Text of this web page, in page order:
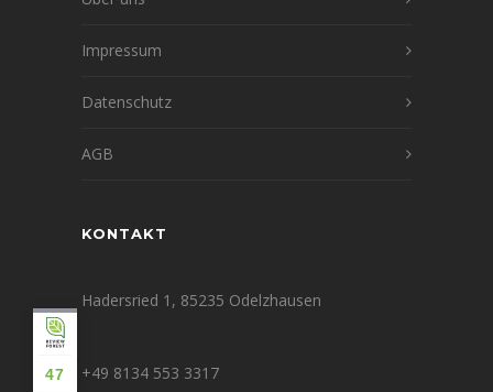
Impressum
Datenschutz
AGB
KONTAKT
Hadersried 1, 85235 Odelzhausen
+49 8134 553 3317
47